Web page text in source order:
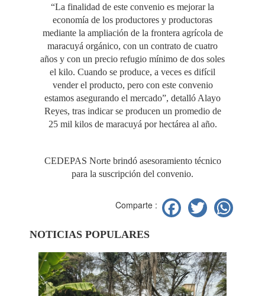
“La finalidad de este convenio es mejorar la
economía de los productores y productoras
mediante la ampliación de la frontera agrícola de
maracuyá orgánico, con un contrato de cuatro
años y con un precio refugio mínimo de dos soles
el kilo. Cuando se produce, a veces es difícil
vender el producto, pero con este convenio
estamos asegurando el mercado”, detalló Alayo
Reyes, tras indicar se producen un promedio de
25 mil kilos de maracuyá por hectárea al año.
CEDEPAS Norte brindó asesoramiento técnico
para la suscripción del convenio.
Comparte : Facebook
Twitter
NOTICIAS POPULARES